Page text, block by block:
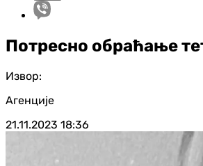
Потресно обраћање
Извор:
Агенције
21.11.2023 18:36